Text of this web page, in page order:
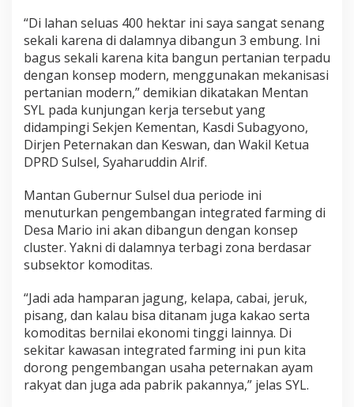
n
t
e
g
r
a
t
e
d
a
m
i
n
g
"
“Di lahan seluas 400 hektar ini saya sangat senang
sekali karena di dalamnya dibangun 3 embung. Ini
bagus sekali karena kita bangun pertanian terpadu
dengan konsep modern, menggunakan mekanisasi
pertanian modern,” demikian dikatakan Mentan
SYL pada kunjungan kerja tersebut yang
didampingi Sekjen Kementan, Kasdi Subagyono,
Dirjen Peternakan dan Keswan, dan Wakil Ketua
DPRD Sulsel, Syaharuddin Alrif.
Mantan Gubernur Sulsel dua periode ini
menuturkan pengembangan integrated farming di
Desa Mario ini akan dibangun dengan konsep
cluster. Yakni di dalamnya terbagi zona berdasar
subsektor komoditas.
“Jadi ada hamparan jagung, kelapa, cabai, jeruk,
pisang, dan kalau bisa ditanam juga kakao serta
komoditas bernilai ekonomi tinggi lainnya. Di
sekitar kawasan integrated farming ini pun kita
dorong pengembangan usaha peternakan ayam
rakyat dan juga ada pabrik pakannya,” jelas SYL.